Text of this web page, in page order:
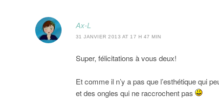
Ax-L
31 JANVIER 2013 AT 17 H 47 MIN
Super, félicitations à vous deux!
Et comme il n’y a pas que l’esthétique qui
et des ongles qui ne raccrochent pas